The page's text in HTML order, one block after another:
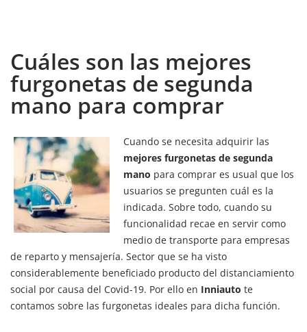
Cuáles son las mejores
furgonetas de segunda
mano para comprar
Cuando se necesita adquirir las
mejores furgonetas de segunda
mano para comprar es usual que los
usuarios se pregunten cuál es la
indicada. Sobre todo, cuando su
funcionalidad recae en servir como
medio de transporte para empresas
de reparto y mensajería. Sector que se ha visto
considerablemente beneficiado producto del distanciamiento
social por causa del Covid-19. Por ello en Inniauto te
contamos sobre las furgonetas ideales para dicha función.